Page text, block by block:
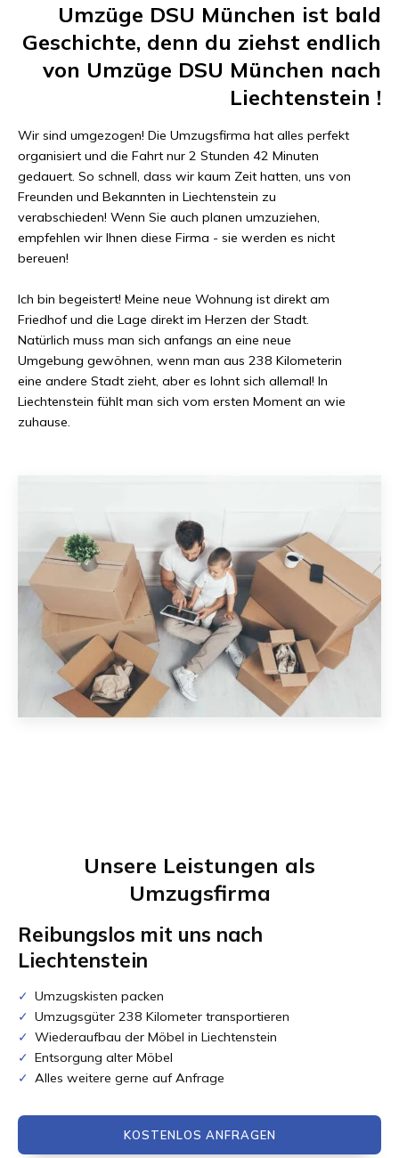
Umzüge DSU München ist bald
Geschichte, denn du ziehst endlich
von Umzüge DSU München nach
Liechtenstein !
Wir sind umgezogen! Die Umzugsfirma hat alles perfekt
organisiert und die Fahrt nur 2 Stunden 42 Minuten
gedauert. So schnell, dass wir kaum Zeit hatten, uns von
Freunden und Bekannten in Liechtenstein zu
verabschieden! Wenn Sie auch planen umzuziehen,
empfehlen wir Ihnen diese Firma - sie werden es nicht
bereuen!
Ich bin begeistert! Meine neue Wohnung ist direkt am
Friedhof und die Lage direkt im Herzen der Stadt.
Natürlich muss man sich anfangs an eine neue
Umgebung gewöhnen, wenn man aus 238 Kilometerin
eine andere Stadt zieht, aber es lohnt sich allemal! In
Liechtenstein fühlt man sich vom ersten Moment an wie
zuhause.
Unsere Leistungen als
Umzugsfirma
Reibungslos mit uns nach
Liechtenstein
Umzugskisten packen
Umzugsgüter 238 Kilometer transportieren
Wiederaufbau der Möbel in Liechtenstein
Entsorgung alter Möbel
Alles weitere gerne auf Anfrage
KOSTENLOS ANFRAGEN